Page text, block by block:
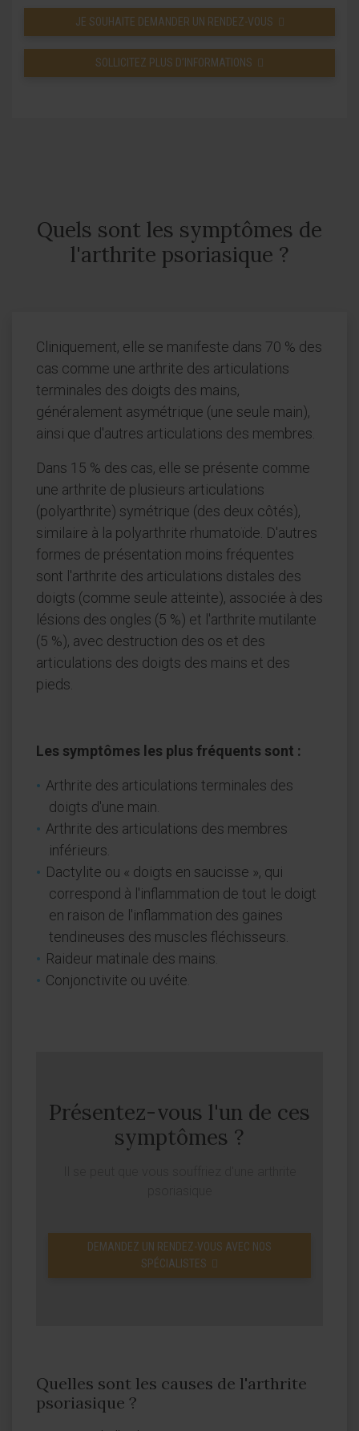
JE SOUHAITE DEMANDER UN RENDEZ-VOUS
SOLLICITEZ PLUS D’INFORMATIONS
Quels sont les symptômes de
l'arthrite psoriasique ?
Cliniquement, elle se manifeste dans 70 % des
cas comme une arthrite des articulations
terminales des doigts des mains,
généralement asymétrique (une seule main),
ainsi que d'autres articulations des membres.
Dans 15 % des cas, elle se présente comme
une arthrite de plusieurs articulations
(polyarthrite) symétrique (des deux côtés),
similaire à la polyarthrite rhumatoïde. D'autres
formes de présentation moins fréquentes
sont l'arthrite des articulations distales des
doigts (comme seule atteinte), associée à des
lésions des ongles (5 %) et l'arthrite mutilante
(5 %), avec destruction des os et des
articulations des doigts des mains et des
pieds.
Les symptômes les plus fréquents sont :
Arthrite des articulations terminales des
doigts d'une main.
Arthrite des articulations des membres
inférieurs.
Dactylite ou « doigts en saucisse », qui
correspond à l'inflammation de tout le doigt
en raison de l'inflammation des gaines
tendineuses des muscles fléchisseurs.
Raideur matinale des mains.
Conjonctivite ou uvéite.
Présentez-vous l'un de ces
symptômes ?
DEMANDEZ UN RENDEZ-VOUS AVEC NOS
SPÉCIALISTES
Quelles sont les causes de l'arthrite
psoriasique ?